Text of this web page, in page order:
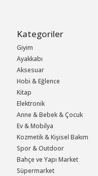
Kategoriler
Giyim
Ayakkabı
Aksesuar
Hobi & Eğlence
Kitap
Elektronik
Anne & Bebek & Çocuk
Ev & Mobilya
Kozmetik & Kişisel Bakım
Spor & Outdoor
Bahçe ve Yapı Market
Süpermarket